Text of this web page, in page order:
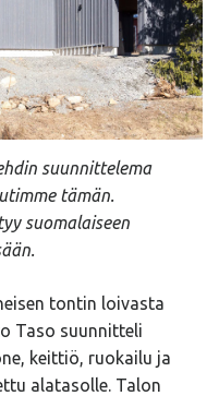
suunnittelema
tämän.
suomalaiseen
tontin loivasta
Taso suunnitteli
keittiö, ruokailu ja
alatasolle. Talon